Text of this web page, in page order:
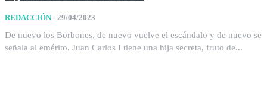
REDACCIÓN - 29/04/2023
De nuevo los Borbones, de nuevo vuelve el escándalo y de nuevo se
señala al emérito. Juan Carlos I tiene una hija secreta, fruto de...